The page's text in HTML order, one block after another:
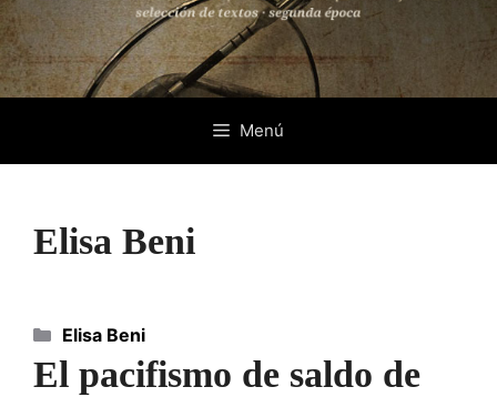
Menú
Elisa Beni
El pacifismo de saldo de
Categorías
Elisa Beni